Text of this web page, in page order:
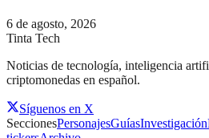
6 de agosto, 2026
Tinta Tech
Noticias de tecnología, inteligencia
criptomonedas en español.
Síguenos en X
SeccionesPersonajesGuíasInvestigación